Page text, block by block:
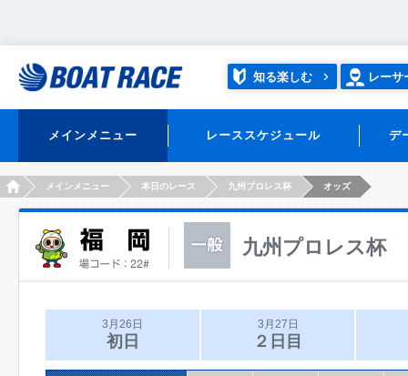
知る楽しむ レーサ
メインメニュー レーススケジュール デ
HOMEメインメニュー 本日のレース 九州プロレス杯 オッズ
九州プロレス杯
3月26日
初日
3月27日
２日目